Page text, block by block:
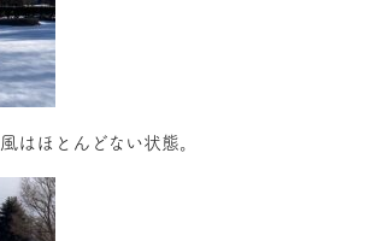
はほとんどない状態。